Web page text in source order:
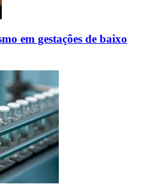
em gestações de baixo